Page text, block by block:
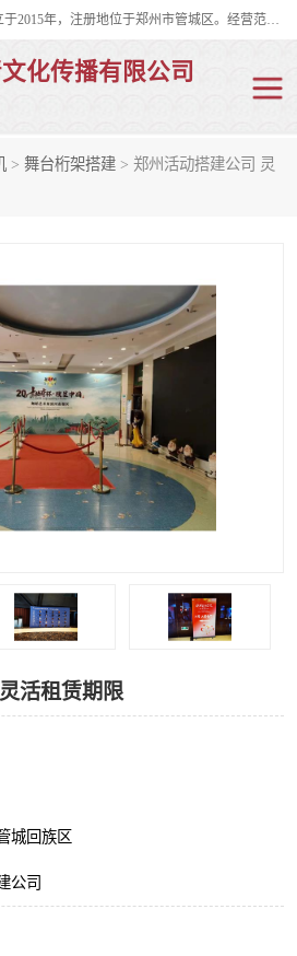
郑州道清文化传播有限公司成立于2015年，注册地位于郑州市管城区。经营范围包括会议及展览服务、庆典礼仪策划、企业形象策划、企业管理咨询、计算机图文设计、制作等。主要产品服务有：舞台桁架搭建，背景板搭建，灯光音响，雷亚舞台搭建、龙门架搭建、会议桌椅租赁、灯光音响租赁、空飘出租、气柱拱门租赁、喷绘写真制作、kt板制作。
化传播有限公司
> 舞台桁架搭建 > 郑州活动搭建公司 灵
活租赁期限
城回族区
公司
场地布置
雷亚舞台搭建
会议桌椅租赁
空飘出租